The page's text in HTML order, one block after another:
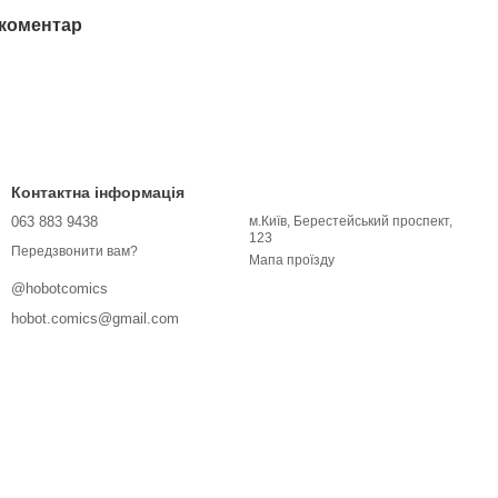
Контактна інформація
063 883 9438
Передзвонити вам?
@hobotcomics
hobot.comics@gmail.com
м.Київ, Берестейський проспект,
123
Мапа проїзду